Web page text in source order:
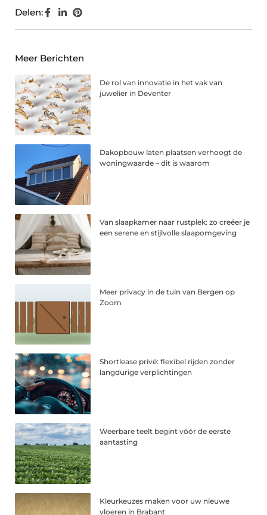
Delen:
Meer Berichten
De rol van innovatie in het vak van
juwelier in Deventer
Dakopbouw laten plaatsen verhoogt de
woningwaarde – dit is waarom
Van slaapkamer naar rustplek: zo creëer je
een serene en stijlvolle slaapomgeving
Meer privacy in de tuin van Bergen op
Zoom
Shortlease privé: flexibel rijden zonder
langdurige verplichtingen
Weerbare teelt begint vóór de eerste
aantasting
Kleurkeuzes maken voor uw nieuwe
vloeren in Brabant